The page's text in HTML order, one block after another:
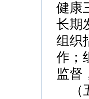
健康
长期
组织
作；
监督